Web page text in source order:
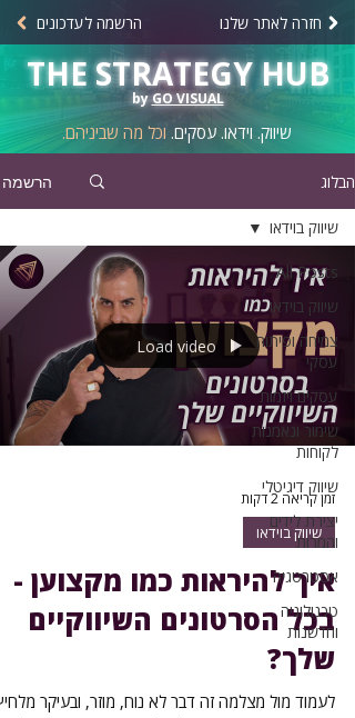
הרשמה לעדכונים חזרה לאתר שלנו
THE STRATEGY HUB
byGO VISUAL
שיווק. וידאו. עסקים. וכל מה שביניהם.
הבלוג הרשמה
All Posts
שיווק בוידאו
צמיחה ופיתוח
עסקי
עסקים ויזמות
שימור ונאמנות
לקוחות
שיווק דיגיטלי
יצירת לידים
והמרות
אסטרטגיה
טכנולוגיה
וחדשנות
שיווק בוידאו
Load video
זמן קריאה 2 דקות
שיווק בוידאו
איך להיראות כמו מקצוען -
בכל הסרטונים השיווקיים
שלך?
לעמוד מול מצלמה זה דבר לא נוח, מוזר, ובעיקר